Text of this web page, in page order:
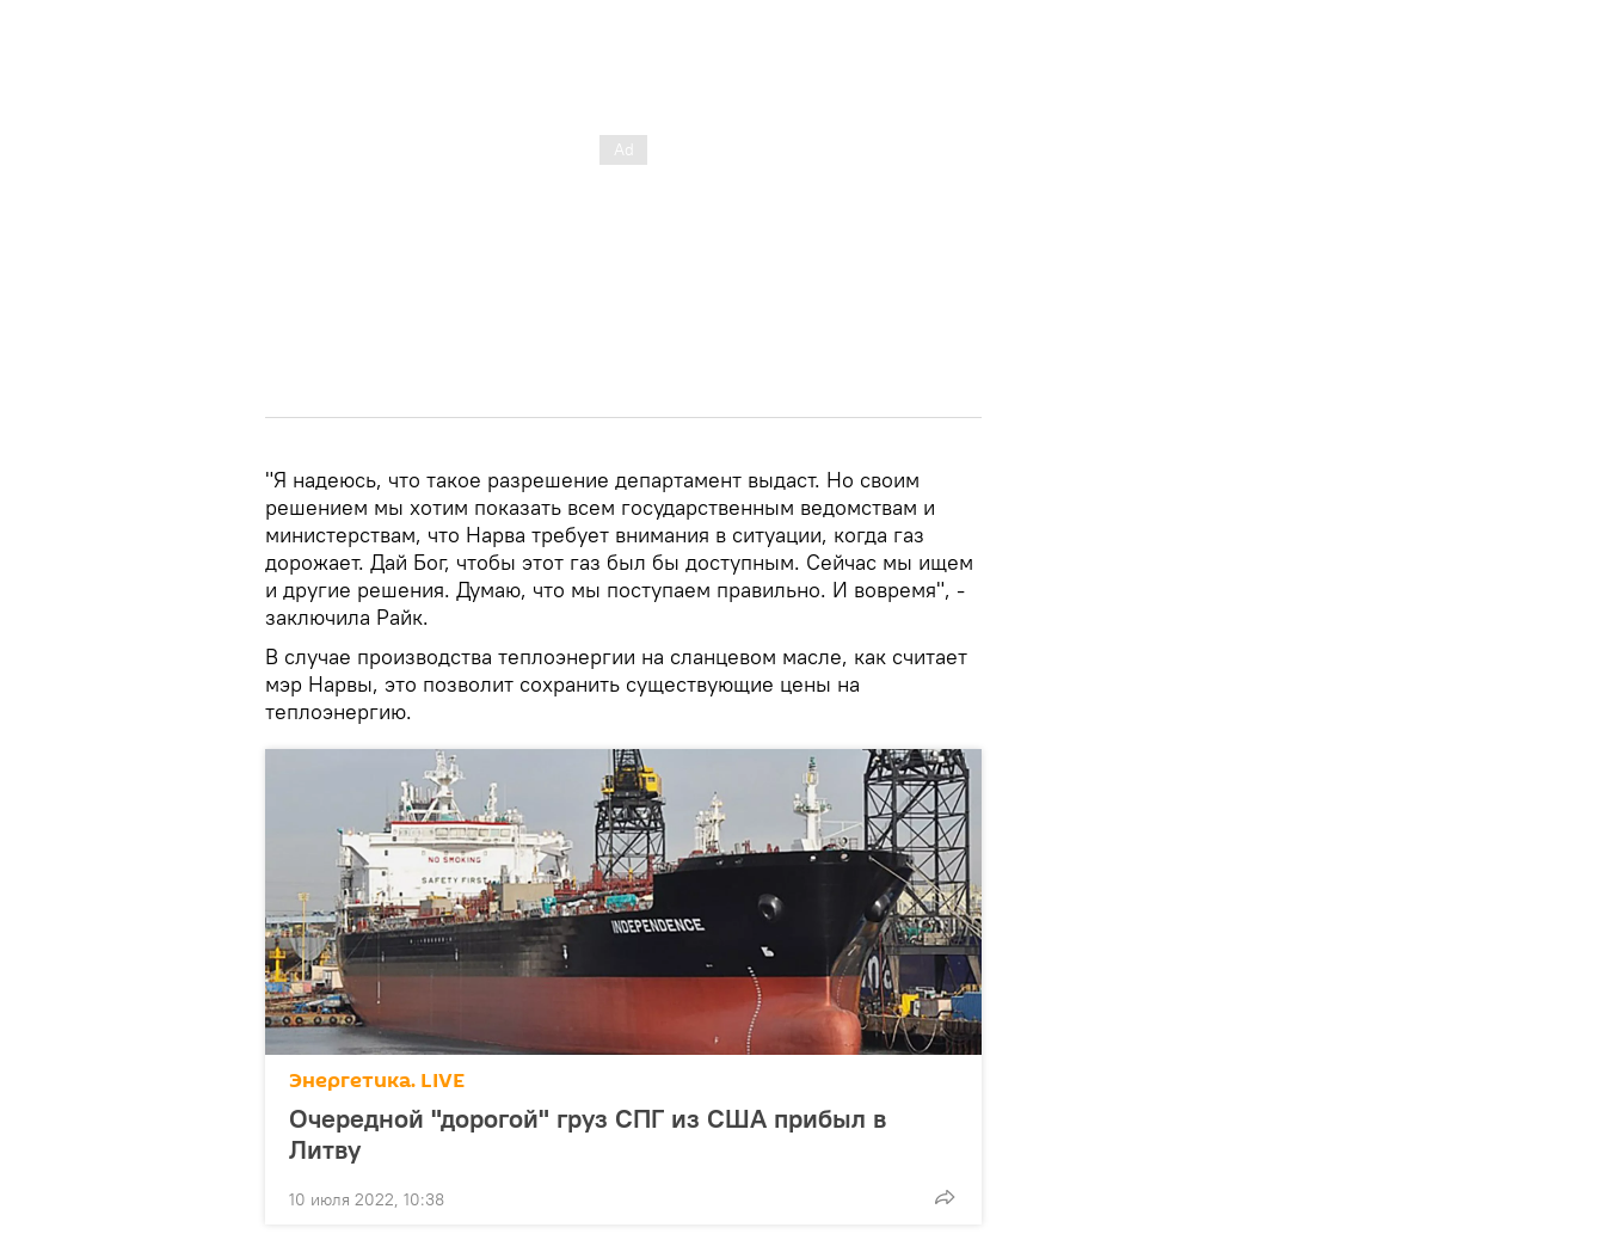
"Я надеюсь, что такое разрешение департамент выдаст. Но своим
решением мы хотим показать всем государственным ведомствам и
министерствам, что Нарва требует внимания в ситуации, когда газ
дорожает. Дай Бог, чтобы этот газ был бы доступным. Сейчас мы ищем
и другие решения. Думаю, что мы поступаем правильно. И вовремя", -
заключила Райк.
В случае производства теплоэнергии на сланцевом масле, как считает
мэр Нарвы, это позволит сохранить существующие цены на
теплоэнергию.
Энергетика. LIVE
Очередной "дорогой" груз СПГ из США прибыл в
Литву
10 июля 2022, 10:38